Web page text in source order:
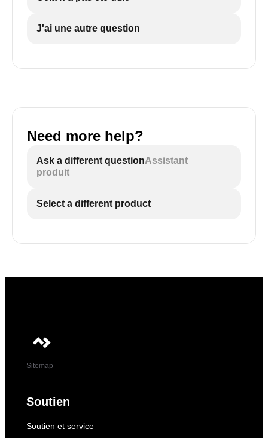
J'ai une autre question
Need more help?
Ask a different questionAssistant
produit
Select a different product
Sitemap
Soutien
Soutien et service